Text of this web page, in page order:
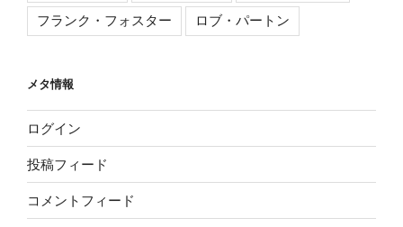
フランク・フォスター ロブ・パートン
メタ情報
ログイン
投稿フィード
コメントフィード